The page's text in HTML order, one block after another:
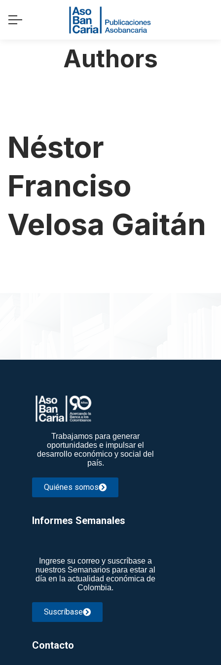
Authors
Néstor
Franciso
Velosa Gaitán
Trabajamos para generar
oportunidades e impulsar el
desarrollo económico y social del
país.
Quiénes somos
Informes Semanales​
Ingrese su correo y suscríbase a
nuestros Semanarios para estar al
día en la actualidad económica de
Colombia.
Suscríbase
Contacto